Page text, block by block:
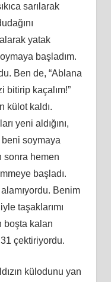
sarılarak
yatak
başladım.
Ben de, “Ablana
bitirip kaçalım!”
külot kaldı.
yeni aldığını,
soymaya
sonra hemen
başladı.
Benim
taşaklarımı
boşta kalan
31 çektiriyordu.
külodunu yan